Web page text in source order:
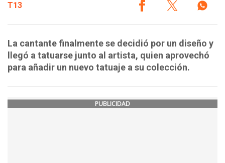
T13
La cantante finalmente se decidió por un diseño y
llegó a tatuarse junto al artista, quien aprovechó
para añadir un nuevo tatuaje a su colección.
PUBLICIDAD